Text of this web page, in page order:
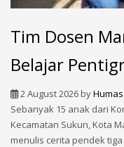
Tim Dosen
Belajar
2 August 2026by
Sebanyak 15 anak dari
Kecamatan Sukun, Kota
menulis cerita pendek